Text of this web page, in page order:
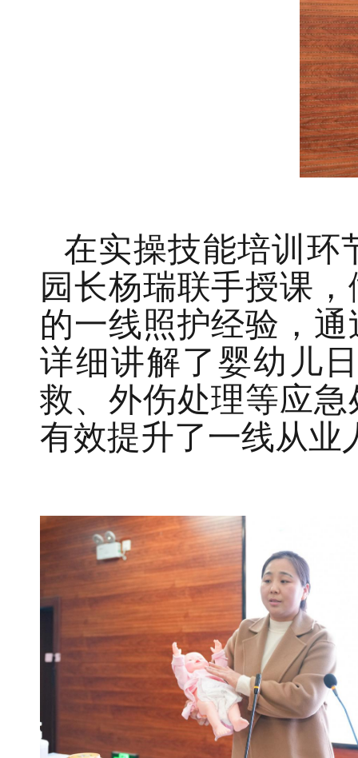
在实操技能培训环
园长杨瑞联手授课，
的一线照护经验，
详细讲解了婴幼儿
救、外伤处理等应
有效提升了一线从业